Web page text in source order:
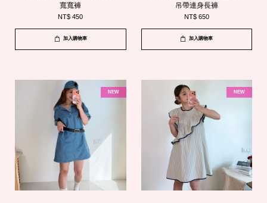
寬寬褲
NT$ 450
加入購物車
吊帶連身長褲
NT$ 650
加入購物車
NEW NEW